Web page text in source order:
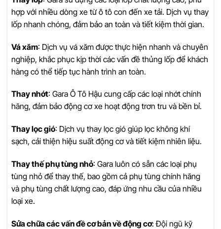
hợp với nhiều dòng xe từ ô tô con đến xe tải. Dịch vụ thay
lốp nhanh chóng, đảm bảo an toàn và tiết kiệm thời gian.
Vá xăm: Dịch vụ vá xăm được thực hiện nhanh và chuyên
nghiệp, khắc phục kịp thời các vấn đề thủng lốp để khách
hàng có thể tiếp tục hành trình an toàn.
Thay nhớt: Gara Ô Tô Hậu cung cấp các loại nhớt chính
hãng, đảm bảo động cơ xe hoạt động trơn tru và bền bỉ.
Thay lọc gió: Dịch vụ thay lọc gió giúp lọc không khí
sạch, cải thiện hiệu suất động cơ và tiết kiệm nhiên liệu.
Thay thế phụ tùng nhỏ: Gara luôn có sẵn các loại phụ
tùng nhỏ để thay thế, bao gồm cả phụ tùng chính hãng
và phụ tùng chất lượng cao, đáp ứng nhu cầu của nhiều
loại xe.
Sửa chữa các vấn đề cơ bản về động cơ: Đội ngũ kỹ